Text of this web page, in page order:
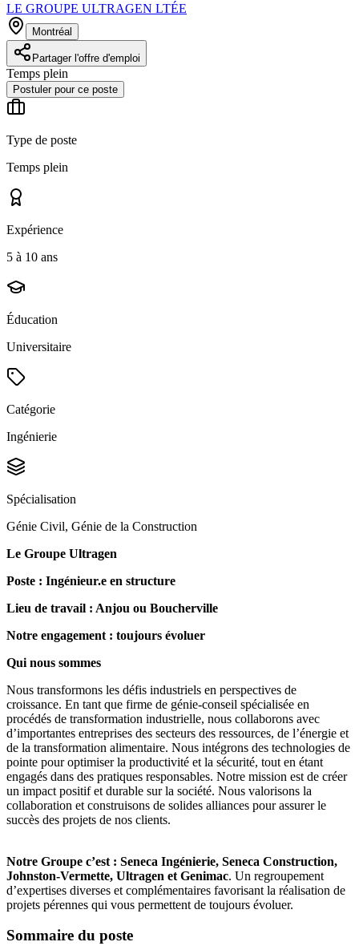
LE GROUPE ULTRAGEN LTÉE
Montréal
Partager l'offre d'emploi
Temps plein
Postuler pour ce poste
Type de poste
Temps plein
Expérience
5 à 10 ans
Éducation
Universitaire
Catégorie
Ingénierie
Spécialisation
Génie Civil, Génie de la Construction
Le Groupe Ultragen
Poste : Ingénieur.e en structure
Lieu de travail : Anjou ou Boucherville
Notre engagement : toujours évoluer
Qui nous sommes
Nous transformons les défis industriels en perspectives de
croissance. En tant que firme de génie-conseil spécialisée en
procédés de transformation industrielle, nous collaborons avec
d’importantes entreprises des secteurs des ressources, de l’énergie et
de la transformation alimentaire. Nous intégrons des technologies de
pointe pour optimiser la productivité et la sécurité, tout en étant
engagés dans des pratiques responsables. Notre mission est de créer
un impact positif et durable sur la société. Nous valorisons la
collaboration et construisons de solides alliances pour assurer le
succès des projets de nos clients.
Notre Groupe c’est : Seneca Ingénierie, Seneca Construction,
Johnston-Vermette, Ultragen et Genimac. Un regroupement
d’expertises diverses et complémentaires favorisant la réalisation de
projets pérennes qui vous permettent de toujours évoluer.
Sommaire du poste